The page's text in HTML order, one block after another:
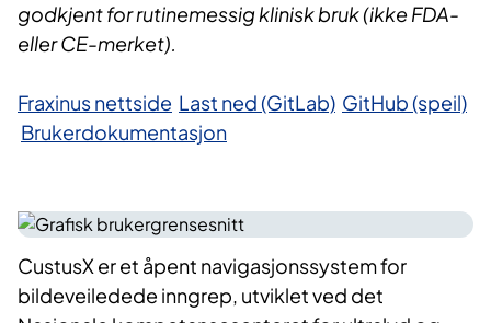
godkjent for rutinemessig klinisk bruk (ikke FDA-
eller CE-merket).
Fraxinus nettside Last ned (GitLab) GitHub (speil)
Brukerdokumentasjon
CustusX er et åpent navigasjonssystem for
bildeveiledede inngrep, utviklet ved det